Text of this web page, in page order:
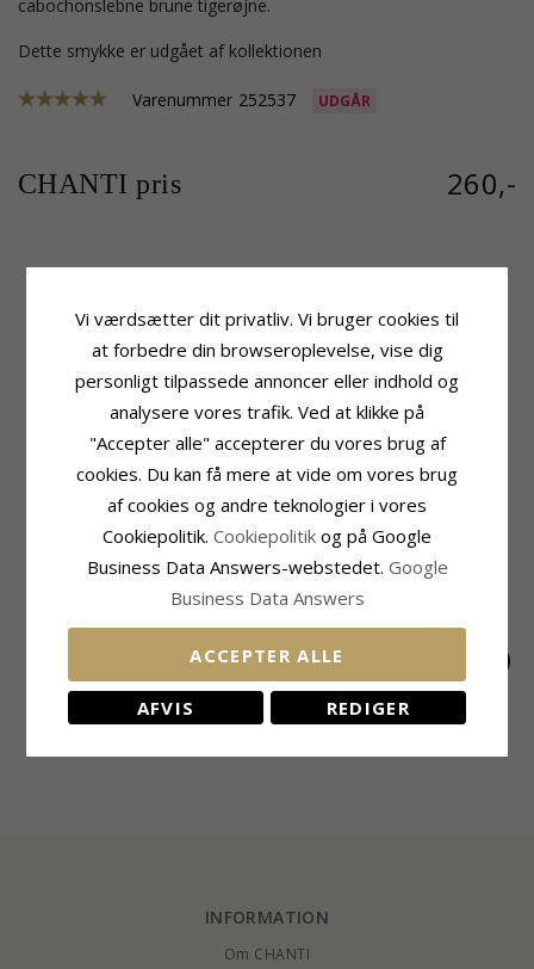
cabochonslebne brune tigerøjne.
Dette smykke er udgået af kollektionen
Varenummer 252537 UDGÅR
CHANTI pris 260,-
Farve:Brune
Øreringe
Overflade:Blank
Antal:2
Slibning:
Cabochonsleben
Farve:
Sten: Tigerøje
Højde Inkl. Krog:25,0 mm
Bredde:13,0 mm
Leveringstid:2-3 Hverdage
MEST SOLGTE I KATEGORIEN
Runde røgfarvet
Rav øreringe i sølv
Kapivar øreringe i
INFORMATION
Om CHANTI
Vi værdsætter dit privatliv. Vi bruger cookies til
at forbedre din browseroplevelse, vise dig
personligt tilpassede annoncer eller indhold og
analysere vores trafik. Ved at klikke på
"Accepter alle" accepterer du vores brug af
cookies. Du kan få mere at vide om vores brug
af cookies og andre teknologier i vores
Cookiepolitik. Cookiepolitik og på Google
Business Data Answers-webstedet. Google
Business Data Answers
ACCEPTER ALLE
AFVIS REDIGER